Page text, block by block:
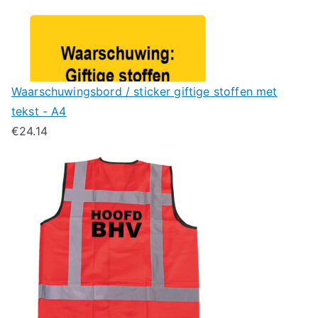
Waarschuwingsbord / sticker giftige stoffen met
tekst - A4
€24.14